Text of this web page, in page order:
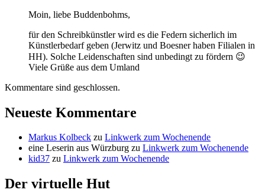
Moin, liebe Buddenbohms,
für den Schreibkünstler wird es die Federn sicherlich im
Künstlerbedarf geben (Jerwitz und Boesner haben Filialen in
HH). Solche Leidenschaften sind unbedingt zu fördern 😉
Viele Grüße aus dem Umland
Kommentare sind geschlossen.
Neueste Kommentare
Markus Kolbeck zu Linkwerk zum Wochenende
eine Leserin aus Würzburg zu Linkwerk zum Wochenende
kid37 zu Linkwerk zum Wochenende
Der virtuelle Hut